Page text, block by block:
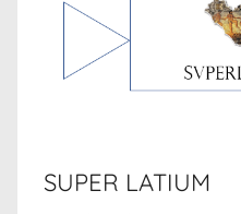
SUPER LATIUM